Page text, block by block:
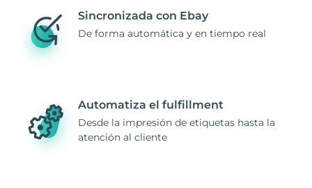
Sincronizada con Ebay
De forma automática y en tiempo real
Automatiza el fulfillment
Desde la impresión de etiquetas hasta la
atención al cliente